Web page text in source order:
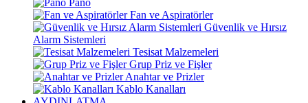
Pano
Fan ve Aspiratörler
Güvenlik ve Hırsız
Alarm Sistemleri
Tesisat Malzemeleri
Grup Priz ve Fişler
Anahtar ve Prizler
Kablo Kanalları